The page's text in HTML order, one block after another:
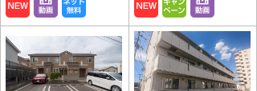
す。
アパート・マンション・一戸建等をお持ちのオ
ーナー様、八代産業までご連絡下さい。
新型コロナウイルス